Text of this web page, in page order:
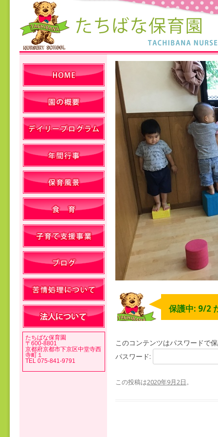
保護中: 9/2
このコンテンツはパスワードで
パスワード:
この投稿は2020年9月2日。
たちばな保育園
〒600-8801
京都府京都市下京区中堂寺西
寺町１
TEL 075-841-9791